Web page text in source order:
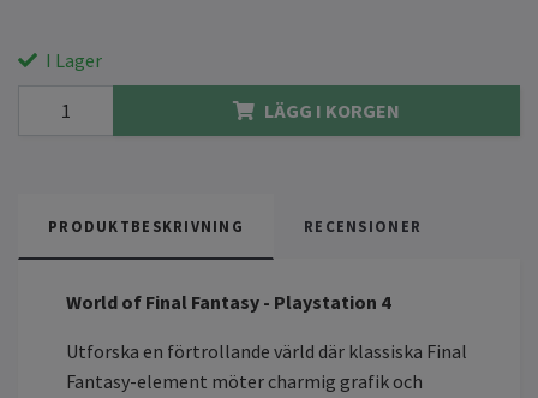
I Lager
LÄGG I KORGEN
PRODUKTBESKRIVNING RECENSIONER
World of Final Fantasy - Playstation 4
Utforska en förtrollande värld där klassiska Final
Fantasy-element möter charmig grafik och